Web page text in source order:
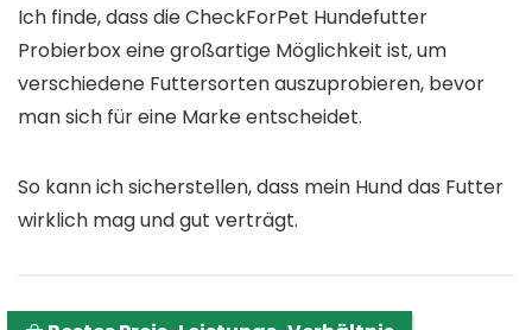
Ich finde, dass die CheckForPet Hundefutter
Probierbox eine großartige Möglichkeit ist, um
verschiedene Futtersorten auszuprobieren, bevor
man sich für eine Marke entscheidet.
So kann ich sicherstellen, dass mein Hund das Futter
wirklich mag und gut verträgt.